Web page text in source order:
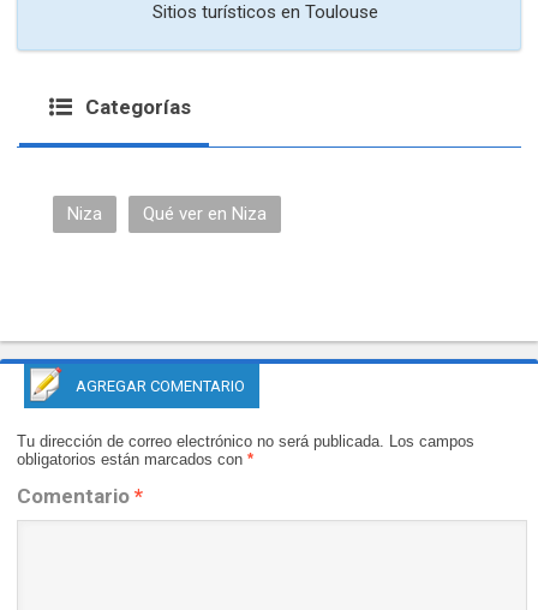
Sitios turísticos en Toulouse
Categorías
Niza Qué ver en Niza
AGREGAR COMENTARIO
Tu dirección de correo electrónico no será publicada. Los campos
obligatorios están marcados con *
Comentario *